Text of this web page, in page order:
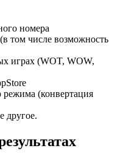
номера
том числе возможность
играх (WOT, WOW,
(конвертация
другое.